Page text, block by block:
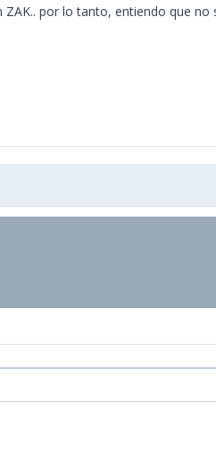
por lo tanto, entiendo que no